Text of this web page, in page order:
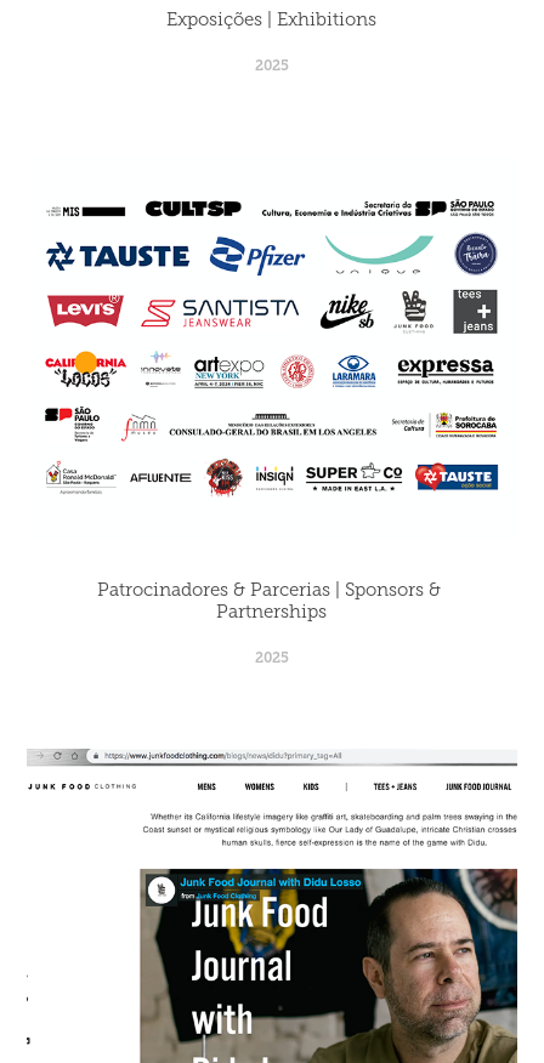
Exposições | Exhibitions
2025
Patrocinadores & Parcerias | Sponsors &
Partnerships
2025